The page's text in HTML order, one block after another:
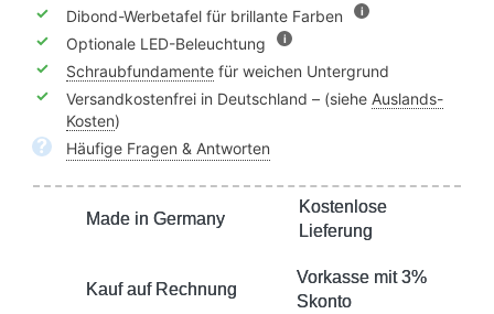
✓ Dibond-Werbetafel für brillante Farben i
✓ Optionale LED-Beleuchtung i
✓ Schraubfundamente für weichen Untergrund
✓
Versandkostenfrei in Deutschland – (siehe Auslands-
Kosten)
? Häufige Fragen & Antworten
Made in Germany
Kostenlose
Lieferung
Kauf auf Rechnung
Vorkasse mit 3%
Skonto
Made in Germany
Kostenlose
Lieferung
Kauf auf Rechnung
Vorkasse mit 3%
Skonto